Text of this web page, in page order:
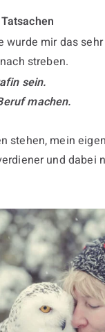
wurde mir das
streben.
sein.
machen.
stehen, mein
und dabei